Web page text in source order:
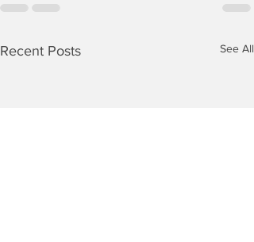
Recent Posts See All